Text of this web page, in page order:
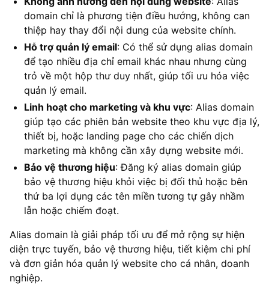
domain chỉ là phương tiện điều hướng, không can
thiệp hay thay đổi nội dung của website chính.
Hỗ trợ quản lý email: Có thể sử dụng alias domain
để tạo nhiều địa chỉ email khác nhau nhưng cùng
trỏ về một hộp thư duy nhất, giúp tối ưu hóa việc
quản lý email.
Linh hoạt cho marketing và khu vực: Alias domain
giúp tạo các phiên bản website theo khu vực địa lý,
thiết bị, hoặc landing page cho các chiến dịch
marketing mà không cần xây dựng website mới.
Bảo vệ thương hiệu: Đăng ký alias domain giúp
bảo vệ thương hiệu khỏi việc bị đối thủ hoặc bên
thứ ba lợi dụng các tên miền tương tự gây nhầm
lẫn hoặc chiếm đoạt.
Alias domain là giải pháp tối ưu để mở rộng sự hiện
diện trực tuyến, bảo vệ thương hiệu, tiết kiệm chi phí
và đơn giản hóa quản lý website cho cá nhân, doanh
nghiệp.